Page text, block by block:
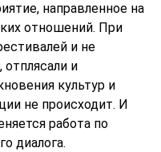
направленное на
отношений. При
и не
и
культур и
не происходит. И
работа по
диалога.